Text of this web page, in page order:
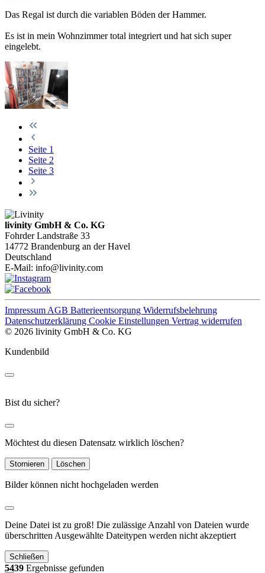
Das Regal ist durch die variablen Böden der Hammer.
Es ist in mein Wohnzimmer total integriert und hat sich super
eingelebt.
Seite 1
Seite 2
Seite 3
livinity GmbH & Co. KG
Fohrder Landstraße 33
14772 Brandenburg an der Havel
Deutschland
E-Mail: info@livinity.com
Impressum AGB Batterieentsorgung Widerrufsbelehrung
Datenschutzerklärung Cookie Einstellungen Vertrag widerrufen
© 2026 livinity GmbH & Co. KG
Kundenbild
Bist du sicher?
Möchtest du diesen Datensatz wirklich löschen?
Stornieren Löschen
Bilder können nicht hochgeladen werden
Deine Datei ist zu groß! Die zulässige Anzahl von Dateien wurde
überschritten Ausgewählte Dateitypen werden nicht akzeptiert
Schließen
5439 Ergebnisse gefunden